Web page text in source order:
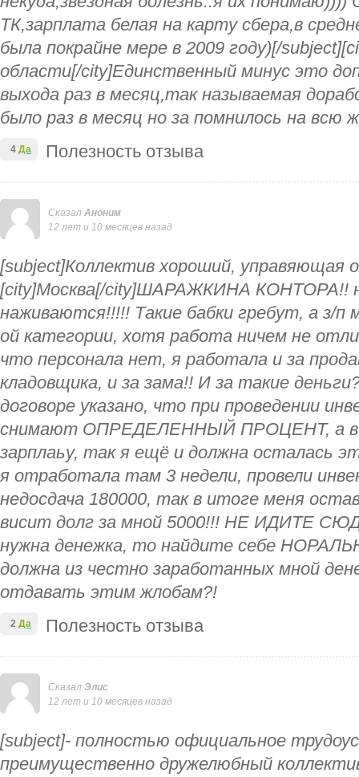
ТК,зарплата белая на карту сбера,в
была покрайне мере в 2009 году)[/
области[/city]Единственный минус это
выхода раз в месяц,так называемая
было раз в месяц но за помнилось на всю
Полезность отзыва
4 Да
Сказал Аноним
12 лет и 10 месяцев назад
[subject]Коллектив хороший, управяющая
[city]Москва[/city]ШАРАЖКИНА КОНТОРА!!
наживаются!!!!! Такие бабки гребут, а з/п
ой категории, хотя работа ничем не
что персонала нет, я работала и за
кладовщика, и за зама!! И за такие
договоре указано, что при проведении
снимают ОПРЕДЕЛЕННЫЙ ПРОЦЕНТ, а в
зарплаьу, так я ещё и должна осталась
я отработала там 3 недели, провели
недосдача 180000, так в итоге меня
висит долг за мной 5000!!! НЕ ИДИТЕ
нужна денежка, то найдите себе
должна из честно заработанных мной
отдавать этим жлобам?!
Полезность отзыва
2 Да
Сказал Элис
12 лет и 10 месяцев назад
[subject]- полностью официальное
преимущественно дружелюбный